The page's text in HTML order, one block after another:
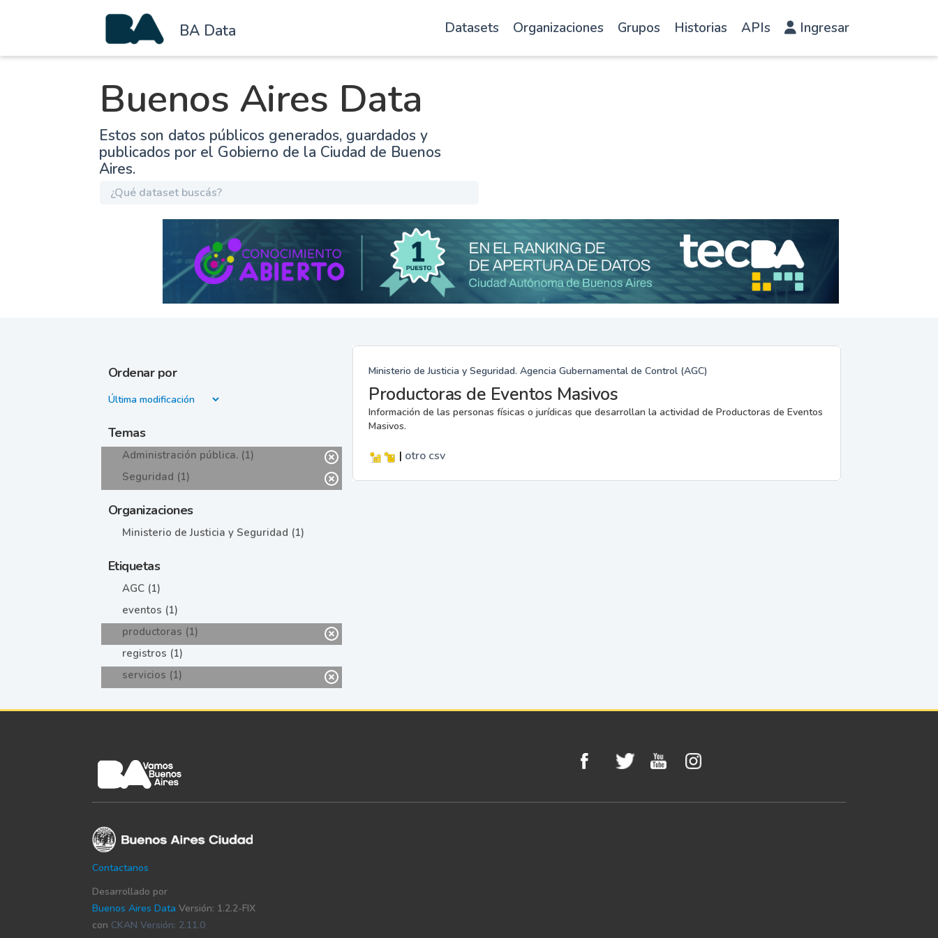
BA Data Datasets Organizaciones Grupos Historias APIs Ingresar
Buenos Aires Data
Estos son datos públicos generados, guardados y
publicados por el Gobierno de la Ciudad de Buenos
Aires.
Ordenar por
Temas
Administración pública. (1)
Seguridad (1)
Organizaciones
Ministerio de Justicia y Seguridad (1)
Etiquetas
AGC (1)
eventos (1)
productoras (1)
registros (1)
servicios (1)
Ministerio de Justicia y Seguridad. Agencia Gubernamental de Control (AGC)
Productoras de Eventos Masivos
Información de las personas físicas o jurídicas que desarrollan la actividad de Productoras de Eventos
Masivos.
| otro csv
Contactanos
Desarrollado por
Buenos Aires Data Versión: 1.2.2-FIX
con CKAN Versión: 2.11.0